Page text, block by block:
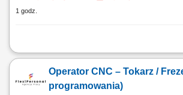
1 godz.
Zakres obowiązków montaż elementów konstrukcji
elementów, wiercenie, cięcie oraz
montażu, wykonywanie podstawowych prac
Operator CNC – Tokarz /
programowania)